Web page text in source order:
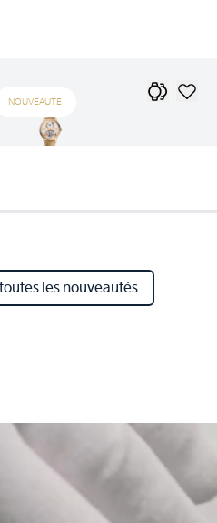
NOUVEAUTÉ
les nouveautés